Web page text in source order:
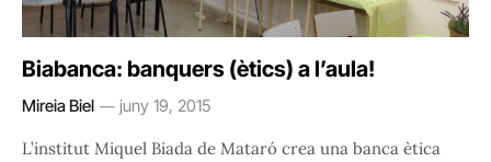
Biabanca: banquers (ètics) a l’aula!
Mireia Biel juny 19, 2015
L’institut Miquel Biada de Mataró crea una banca ètica